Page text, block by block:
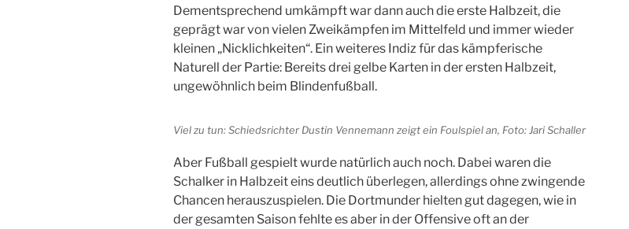
Dementsprechend umkämpft war dann auch die erste Halbzeit, die
geprägt war von vielen Zweikämpfen im Mittelfeld und immer wieder
kleinen „Nicklichkeiten“. Ein weiteres Indiz für das kämpferische
Naturell der Partie: Bereits drei gelbe Karten in der ersten Halbzeit,
ungewöhnlich beim Blindenfußball.
Viel zu tun: Schiedsrichter Dustin Vennemann zeigt ein Foulspiel an, Foto: Jari Schaller
Aber Fußball gespielt wurde natürlich auch noch. Dabei waren die
Schalker in Halbzeit eins deutlich überlegen, allerdings ohne zwingende
Chancen herauszuspielen. Die Dortmunder hielten gut dagegen, wie in
der gesamten Saison fehlte es aber in der Offensive oft an der